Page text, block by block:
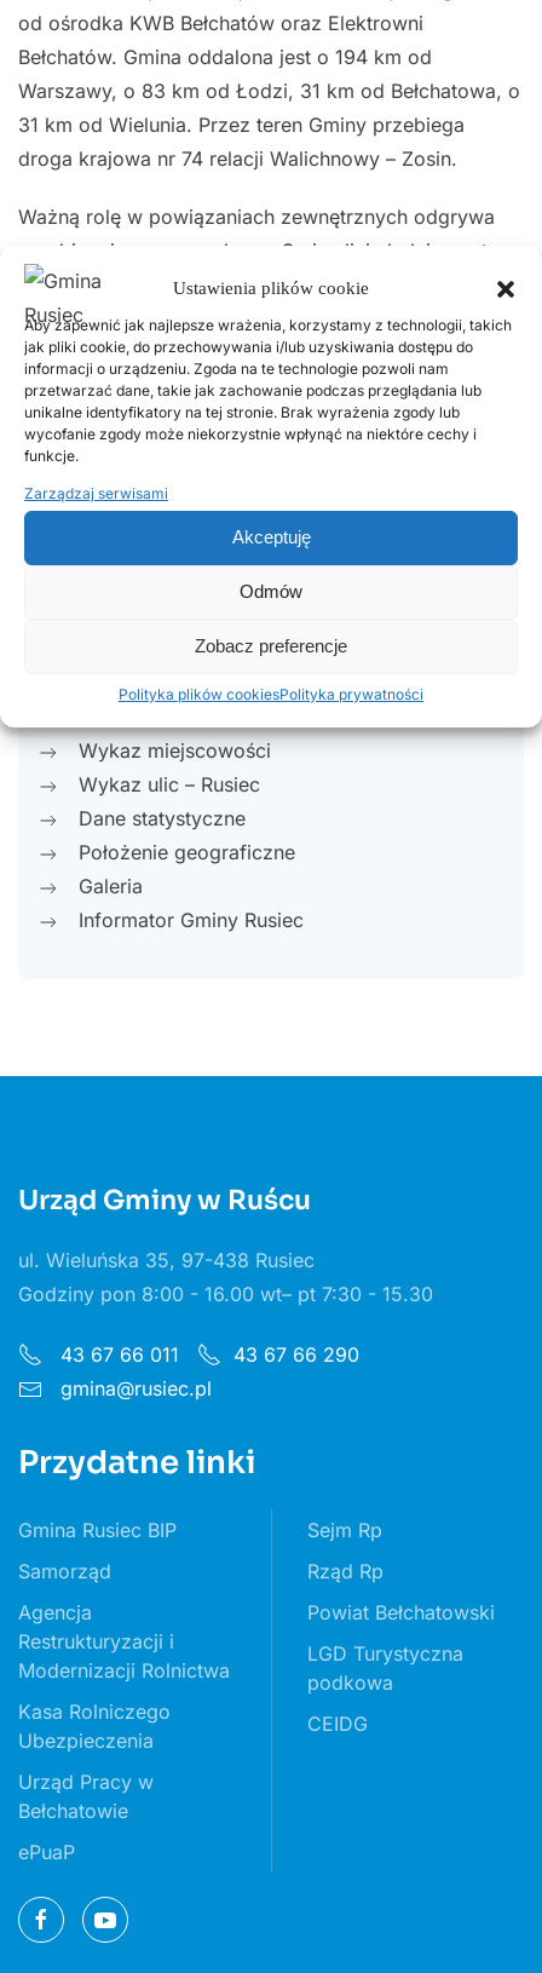
Ustawienia plików cookie
Aby zapewnić jak najlepsze wrażenia, korzystamy z technologii, takich
jak pliki cookie, do przechowywania i/lub uzyskiwania dostępu do
informacji o urządzeniu. Zgoda na te technologie pozwoli nam
przetwarzać dane, takie jak zachowanie podczas przeglądania lub
unikalne identyfikatory na tej stronie. Brak wyrażenia zgody lub
wycofanie zgody może niekorzystnie wpłynąć na niektóre cechy i
funkcje.
Zarządzaj serwisami
Akceptuję
Odmów
Zobacz preferencje
Polityka plików cookiesPolityka prywatności
od ośrodka KWB Bełchatów oraz Elektrowni
Bełchatów. Gmina oddalona jest o 194 km od
Warszawy, o 83 km od Łodzi, 31 km od Bełchatowa, o
31 km od Wielunia. Przez teren Gminy przebiega
droga krajowa nr 74 relacji Walichnowy – Zosin.
Ważną rolę w powiązaniach zewnętrznych odgrywa
przebiegająca przez obszar Gminy linia kolejowa, tzw.
„magistrala węglowa” Śląsk – Porty. Linia ta pełni
strategiczną rolę w systemie transportowym
województwa łódzkiego. Dla Gminy pełni przede
wszystkim rolę transportową łącząc ją z większymi
ośrodkami miejskimi. W miejscowości gminnej
zlokalizowany jest dworzec kolejowy – stacja kolejowa
pn. „Rusiec Łódzki”.
Herb Gminy Rusiec
Wykaz miejscowości
Wykaz ulic – Rusiec
Dane statystyczne
Położenie geograficzne
Galeria
Informator Gminy Rusiec
Urząd Gminy w Ruścu
ul. Wieluńska 35, 97-438 Rusiec
Godziny pon 8:00 - 16.00 wt– pt 7:30 - 15.30
43 67 66 011
43 67 66 290
gmina@rusiec.pl
Przydatne linki
Gmina Rusiec BIP
Samorząd
Agencja
Restrukturyzacji i
Modernizacji Rolnictwa
Kasa Rolniczego
Ubezpieczenia
Urząd Pracy w
Bełchatowie
ePuaP
Sejm Rp
Rząd Rp
Powiat Bełchatowski
LGD Turystyczna
podkowa
CEIDG